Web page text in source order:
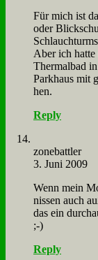
Für mich ist
oder
Aber ich
Ther­mal­bad
Park­haus mit
hen.
Reply
zone­batt­ler
3. Juni 2009
Wenn mein
nis­sen auch
das ein
;-)
Reply